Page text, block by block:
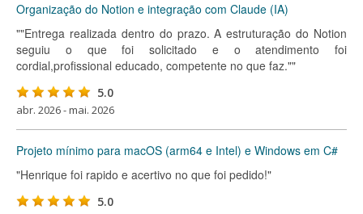
Organização do Notion e integração com Claude (IA)
""Entrega realizada dentro do prazo. A estruturação do Notion
seguiu o que foi solicitado e o atendimento foi
cordial,profissional educado, competente no que faz.""
5.0
abr. 2026 - mai. 2026
Projeto mínimo para macOS (arm64 e Intel) e Windows em C#
"Henrique foi rapido e acertivo no que foi pedido!"
5.0